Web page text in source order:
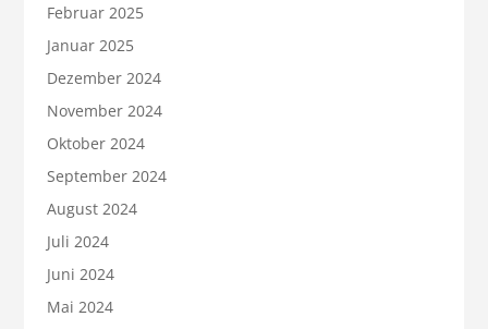
Februar 2025
Januar 2025
Dezember 2024
November 2024
Oktober 2024
September 2024
August 2024
Juli 2024
Juni 2024
Mai 2024